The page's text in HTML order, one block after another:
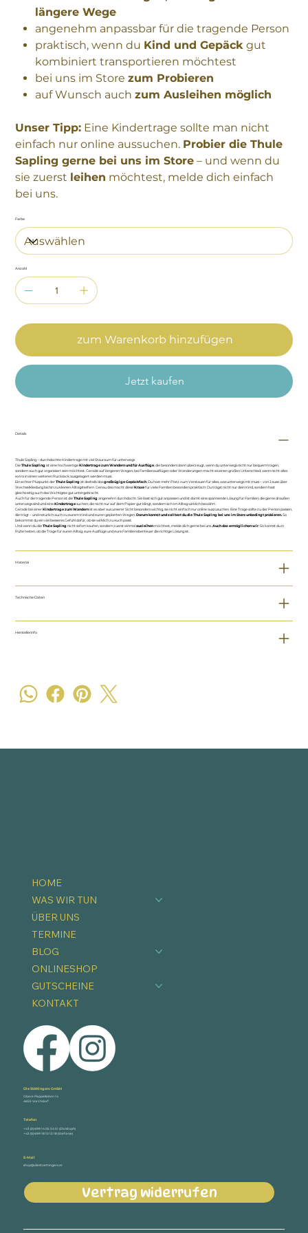
längere Wege
angenehm anpassbar für die tragende Person
praktisch, wenn du Kind und Gepäck gut
kombiniert transportieren möchtest
bei uns im Storezum Probieren
auf Wunsch auchzum Ausleihen möglich
Unser Tipp: Eine Kindertrage sollte man nicht
einfach nur online aussuchen. Probier die Thule
Sapling gerne bei uns im Store – und wenn du
sie zuerst leihen möchtest, melde dich einfach
bei uns.
Farbe
Anzahl
zum Warenkorb hinzufügen
Jetzt kaufen
Details
Thule Sapling – durchdachte Kindertrage mit viel Stauraum für unterwegs
DieThule Saplingist eine hochwertigeKindertrage zum Wandern und für Ausflüge , die besonders dann überzeugt, wenn du unterwegs nicht nur bequem tragen,
sondern auch gut organisiert sein möchtest. Gerade auf längeren Wegen, bei Familienausflügen oder Wanderungen macht es einen großen Unterschied, wenn nicht alles
extra in einen weiteren Rucksack ausgelagert werden muss.
Ein echter Pluspunkt derThule Saplingist deshalb dasgroßzügige Gepäckfach. Du hast mehr Platz zum Verstauen für alles, was unterwegs mit muss – von Jause über
Wechselkleidung bis hin zu kleinen Alltagshelfern. Genau das macht dieseKraxefür viele Familien besonders praktisch: Du trägst nicht nur dein Kind, sondern hast
gleichzeitig auch das Wichtigste gut untergebracht.
Auch für die tragende Person ist dieThule Saplingangenehm durchdacht. Sie lässt sich gut anpassen und ist damit eine spannende Lösung für Familien, die gerne draußen
unterwegs sind und eineKindertragesuchen, die nicht nur auf dem Papier gut klingt, sondern sich im Alltag wirklich bewährt.
Gerade bei einerKindertrage zum Wandernist es aber aus unserer Sicht besonders wichtig, sie nicht einfach nur online auszusuchen. Eine Trage sollte zu der Person passen,
die trägt – und natürlich auch zu eurem Kind und euren geplanten Wegen.Darum kannst und solltest du die Thule Sapling bei uns im Store unbedingt probieren.So
bekommst du ein viel besseres Gefühl dafür, ob sie wirklich zu euch passt.
Und wenn du dieThule Saplingnicht sofort kaufen, sondern zuerst einmalausleihenmöchtest, melde dich gerne bei uns.Auch das ermöglichen wir . So kannst du in
Ruhe testen, ob die Trage für euren Alltag, eure Ausflüge und eure Familienabenteuer die richtige Lösung ist.
Material
Technische Daten
Herstellerinfo
HOME
WAS WIR TUN
ÜBER UNS
TERMINE
BLOG
ONLINESHOP
GUTSCHEINE
KONTAKT
Die Stöttingers GmbH
Obere Pappelleiten 14
4655 Vorchdorf
Telefon
+43 (0) 699 14 05 54 51 (Christoph)
+43 (0) 699 18 10 13 18 (Stefanie)
E-Mail
shop@diestoettingers.at
Vertrag widerrufen